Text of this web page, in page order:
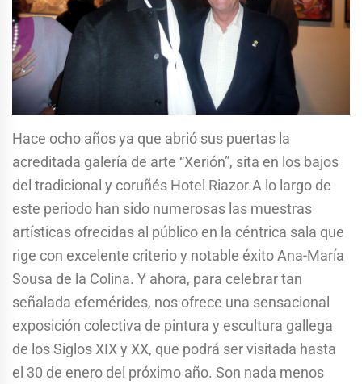
Hace ocho años ya que abrió sus puertas la
acreditada galería de arte “Xerión”, sita en los bajos
del tradicional y coruñés Hotel Riazor.A lo largo de
este periodo han sido numerosas las muestras
artísticas ofrecidas al público en la céntrica sala que
rige con excelente criterio y notable éxito Ana-María
Sousa de la Colina. Y ahora, para celebrar tan
señalada efemérides, nos ofrece una sensacional
exposición colectiva de pintura y escultura gallega
de los Siglos XIX y XX, que podrá ser visitada hasta
el 30 de enero del próximo año. Son nada menos